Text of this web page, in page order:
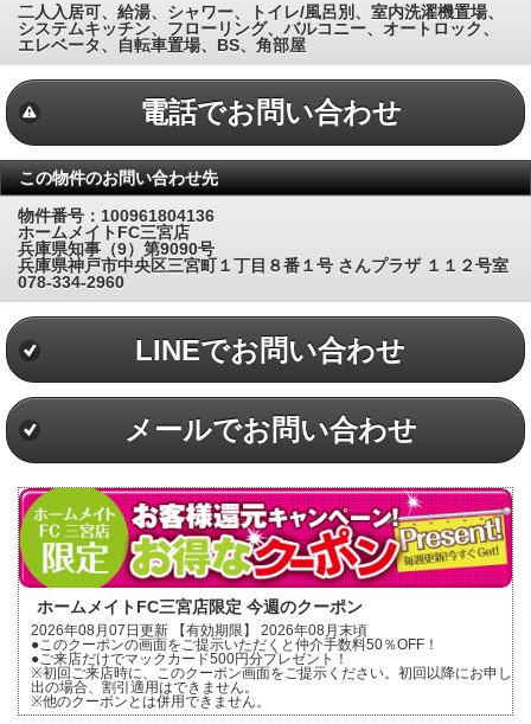
二人入居可、給湯、シャワー、トイレ/風呂別、室内洗濯機置場、
システムキッチン、フローリング、バルコニー、オートロック、
エレベータ、自転車置場、BS、角部屋
電話でお問い合わせ
この物件のお問い合わせ先
物件番号：100961804136
ホームメイトFC三宮店
兵庫県知事（9）第9090号
兵庫県神戸市中央区三宮町１丁目８番１号 さんプラザ １１２号室
078-334-2960
LINEでお問い合わせ
メールでお問い合わせ
ホームメイトFC三宮店限定 今週のクーポン
2026年08月07日更新 【有効期限】 2026年08月末頃
●このクーポンの画面をご提示いただくと仲介手数料50％OFF！
●ご来店だけでマックカード500円分プレゼント！
※初回ご来店時に、このクーポン画面をご提示ください。初回以降にお申し
出の場合、割引適用はできません。
※他のクーポンとは併用できません。